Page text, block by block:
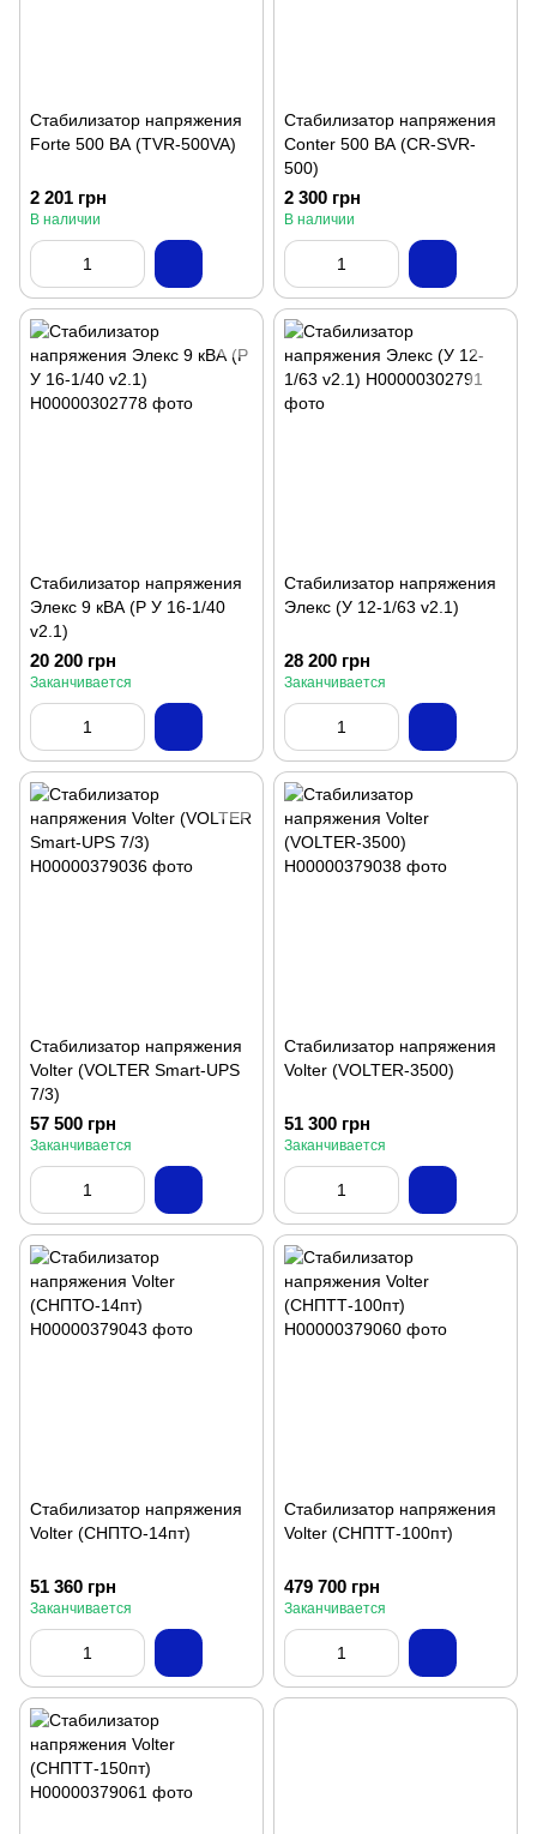
Стабилизатор напряжения
Forte 500 ВА (TVR-500VA)
2 201 грн
В наличии
Стабилизатор напряжения
Conter 500 ВА (CR-SVR-
500)
2 300 грн
В наличии
Стабилизатор напряжения
Элекс 9 кВА (Р У 16-1/40
v2.1)
20 200 грн
Заканчивается
Стабилизатор напряжения
Элекс (У 12-1/63 v2.1)
28 200 грн
Заканчивается
Стабилизатор напряжения
Volter (VOLTER Smart-UPS
7/3)
57 500 грн
Заканчивается
Стабилизатор напряжения
Volter (VOLTER-3500)
51 300 грн
Заканчивается
Стабилизатор напряжения
Volter (СНПТО-14пт)
51 360 грн
Заканчивается
Стабилизатор напряжения
Volter (СНПТТ-100пт)
479 700 грн
Заканчивается